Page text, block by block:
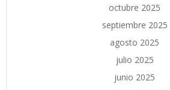
octubre 2025
septiembre 2025
agosto 2025
julio 2025
junio 2025